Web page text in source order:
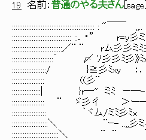
19 名前： 普通のやる夫さん sage
:::::::::::::::::::::::::::::::::::::::::::::: : "￣￣ ,,..
::::::::::::::::::::::::::::::::: ::．・” r=y彡
::::::::::::::::::::::::::::／¨ ¨ rム彡彡ミ
:::::::::::::::::::::::´ 〆 ｿ彡彡ﾐ
:::::::::::::::::::/ }≧彡ﾐxy ：
:::::::::::::::::: ((彡¨
::::::::::::::::| }r一'' ミ
:::::::::::::::::: ¨ ゞ彡彳 ＞
::::::::::::::::::: ｀ヾム/ミﾐ
::::::::::::::::::::＼ ¨ｰ- ..,,彡ミ
::::::::::::::::::::::::::＼ ¨ ¨